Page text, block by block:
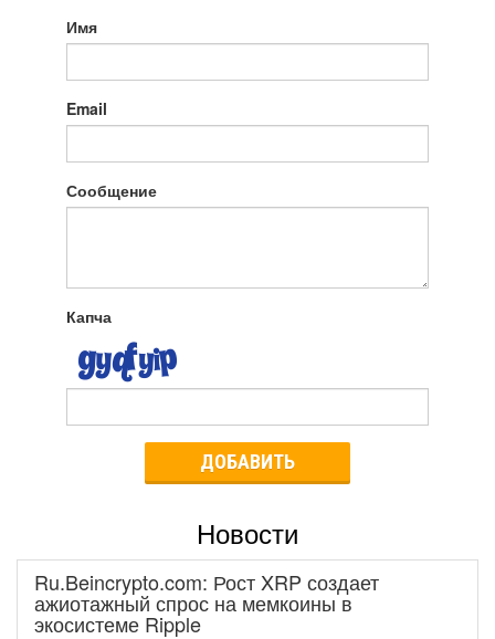
Имя
Email
Сообщение
Капча
ДОБАВИТЬ
Новости
Ru.Beincrypto.com: Рост XRP создает
ажиотажный спрос на мемкоины в
экосистеме Ripple